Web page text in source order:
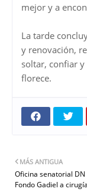
mejor y a
La tarde
y renovación,
soltar, confiar
florece.
MÁS ANTIGUA
Oficina senatorial DN
Fondo Gadiel a